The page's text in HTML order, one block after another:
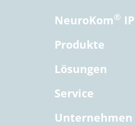
NeuroKom® IP
Produkte
Lösungen
Service
Unternehmen